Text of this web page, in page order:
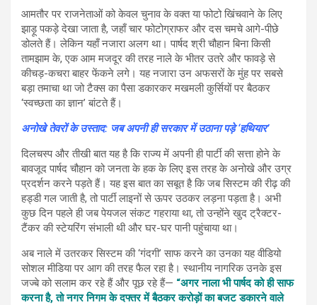
आमतौर पर राजनेताओं को केवल चुनाव के वक्त या फोटो खिंचवाने के लिए
झाड़ू पकड़े देखा जाता है, जहाँ चार फोटोग्राफर और दस चमचे आगे-पीछे
डोलते हैं। लेकिन यहाँ नजारा अलग था। पार्षद श्री चौहान बिना किसी
तामझाम के, एक आम मजदूर की तरह नाले के भीतर उतरे और फावड़े से
कीचड़-कचरा बाहर फेंकने लगे। यह नजारा उन अफसरों के मुंह पर सबसे
बड़ा तमाचा था जो टैक्स का पैसा डकारकर मखमली कुर्सियों पर बैठकर
‘स्वच्छता का ज्ञान’ बांटते हैं।
अनोखे तेवरों के उस्ताद: जब अपनी ही सरकार में उठाना पड़े ‘हथियार’
दिलचस्प और तीखी बात यह है कि राज्य में अपनी ही पार्टी की सत्ता होने के
बावजूद पार्षद चौहान को जनता के हक के लिए इस तरह के अनोखे और उग्र
प्रदर्शन करने पड़ते हैं। यह इस बात का सबूत है कि जब सिस्टम की रीढ़ की
हड्डी गल जाती है, तो पार्टी लाइनों से ऊपर उठकर लड़ना पड़ता है। अभी
कुछ दिन पहले ही जब पेयजल संकट गहराया था, तो उन्होंने खुद ट्रैक्टर-
टैंकर की स्टेयरिंग संभाली थी और घर-घर पानी पहुंचाया था।
अब नाले में उतरकर सिस्टम की ‘गंदगी’ साफ करने का उनका यह वीडियो
सोशल मीडिया पर आग की तरह फैल रहा है। स्थानीय नागरिक उनके इस
जज्बे को सलाम कर रहे हैं और पूछ रहे हैं— “अगर नाला भी पार्षद को ही साफ
करना है, तो नगर निगम के दफ्तर में बैठकर करोड़ों का बजट डकारने वाले